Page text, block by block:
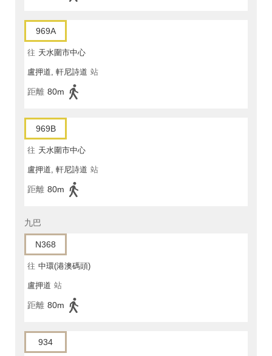
969A
往 天水圍市中心
盧押道, 軒尼詩道 站
距離 80m
969B
往 天水圍市中心
盧押道, 軒尼詩道 站
距離 80m
九巴
N368
往 中環(港澳碼頭)
盧押道 站
距離 80m
934